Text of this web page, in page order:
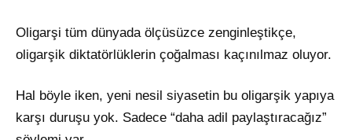
Oligarşi tüm dünyada ölçüsüzce zenginleştikçe,
oligarşik diktatörlüklerin çoğalması kaçınılmaz oluyor.
Hal böyle iken, yeni nesil siyasetin bu oligarşik yapıya
karşı duruşu yok. Sadece “daha adil paylaştıracağız”